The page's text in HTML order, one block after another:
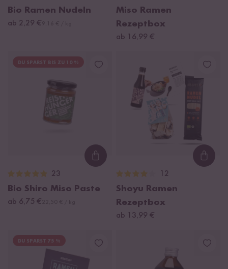
Bio Ramen Nudeln
ab 2,29 €
Miso Ramen
Rezeptbox
ab 16,99 €
DU SPARST BIS ZU 10 %
Loading...
23
Bio Shiro Miso Paste
ab 6,75 €
12
Shoyu Ramen
Rezeptbox
ab 13,99 €
DU SPARST 75 %